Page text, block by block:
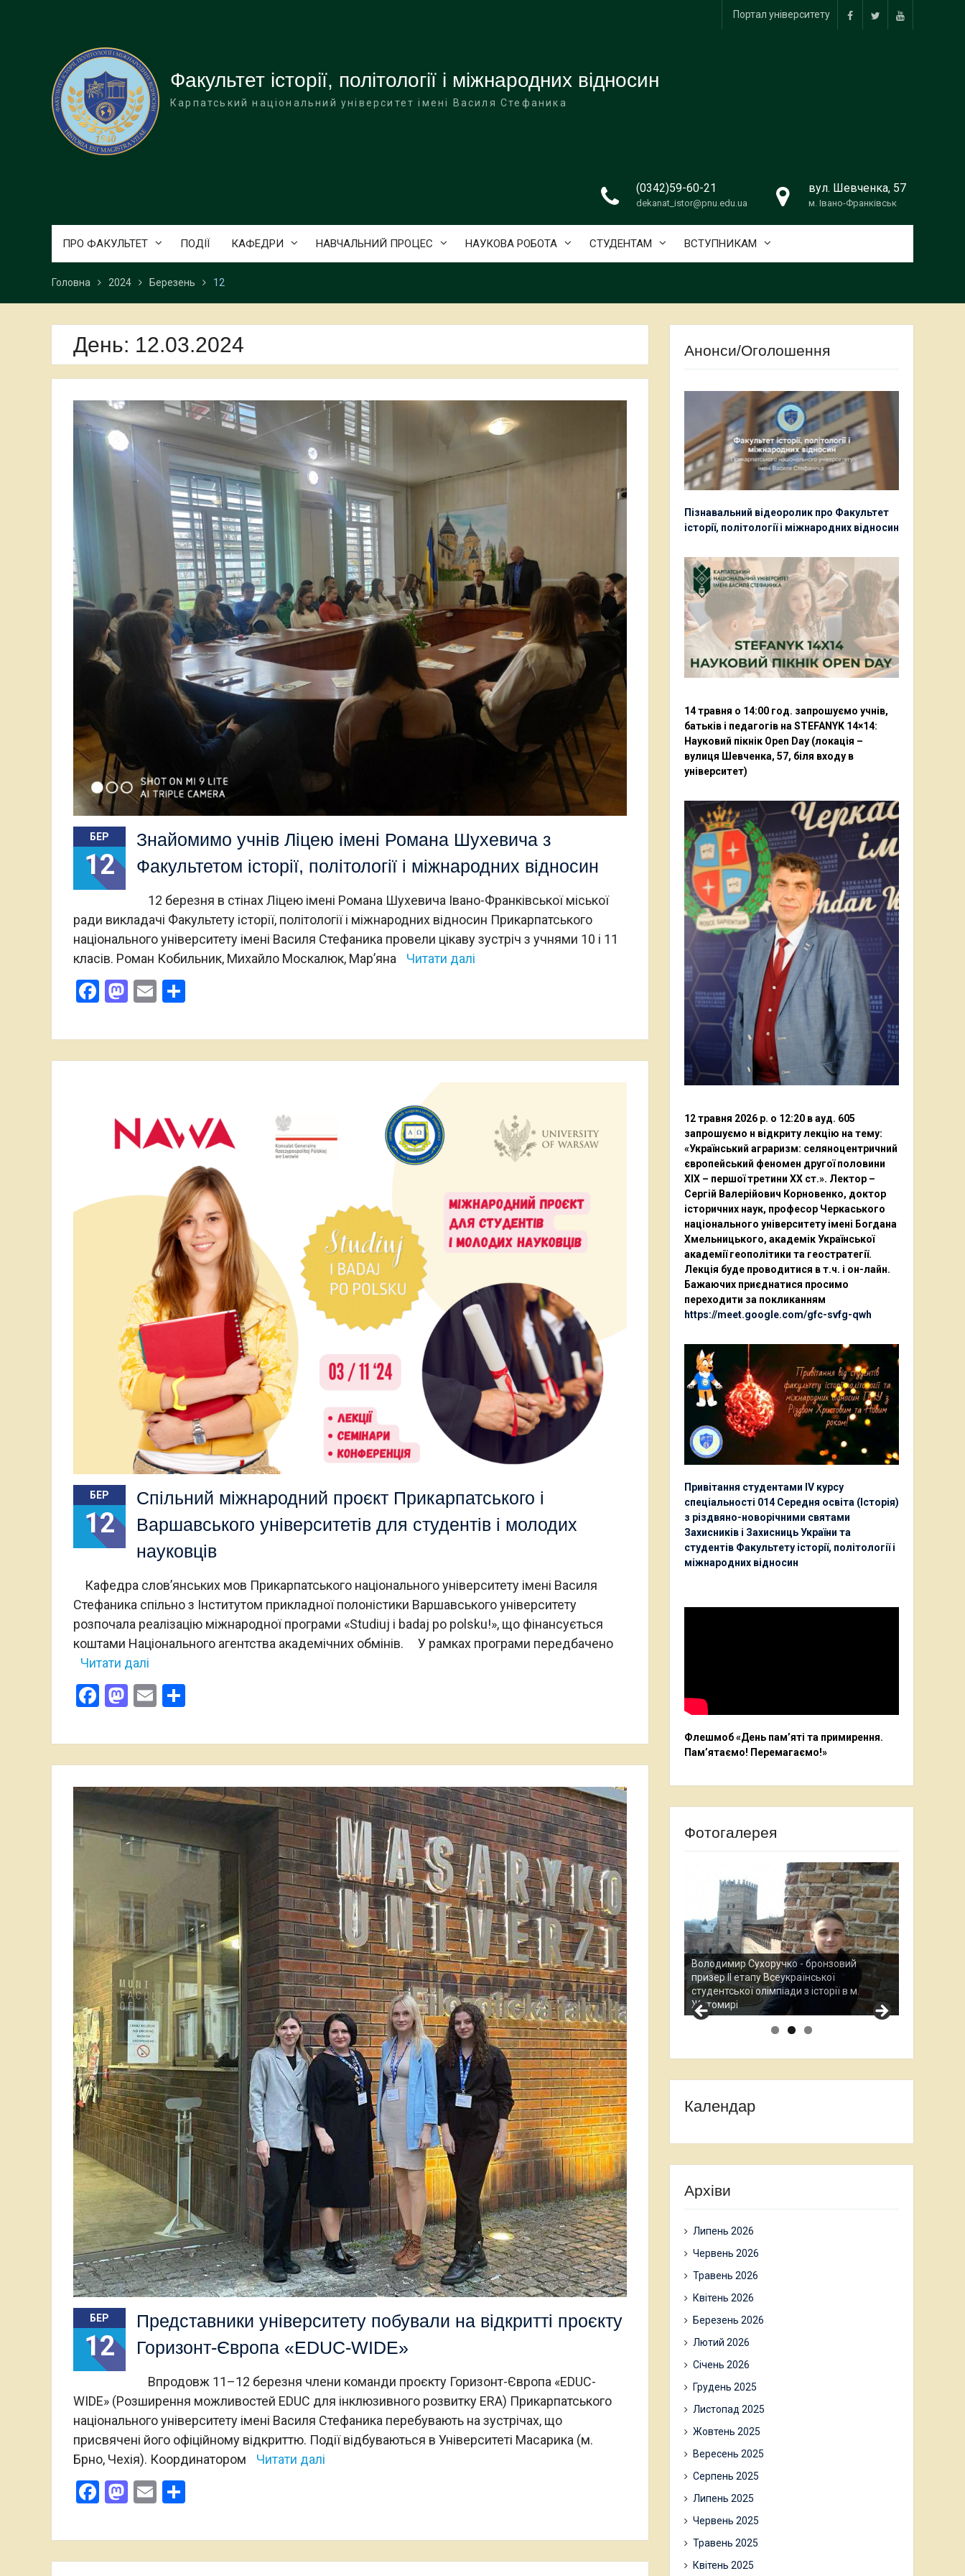
facebooktwitter youtube
Портал університету
Факультет історії, політології і міжнародних відносин
Карпатський національний університет імені Василя Стефаника
(0342)59-60-21
dekanat_istor@pnu.edu.ua
вул. Шевченка, 57
м. Івано-Франківськ
ПРО ФАКУЛЬТЕТ ПОДІЇ КАФЕДРИ НАВЧАЛЬНИЙ ПРОЦЕС НАУКОВА РОБОТА СТУДЕНТАМ ВСТУПНИКАМ
Головна 2024 Березень 12
День: 12.03.2024
БЕР
12
Знайомимо учнів Ліцею імені Романа Шухевича з
Факультетом історії, політології і міжнародних відносин
12 березня в стінах Ліцею імені Романа Шухевича Івано-Франківської міської
ради викладачі Факультету історії, політології і міжнародних відносин Прикарпатського
національного університету імені Василя Стефаника провели цікаву зустріч з учнями 10 і 11
класів. Роман Кобильник, Михайло Москалюк, Мар’яна
Читати далі
Facebook
Mastodon
Email
БЕР
12
Спільний міжнародний проєкт Прикарпатського і
Варшавського університетів для студентів і молодих
науковців
Кафедра слов’янських мов Прикарпатського національного університету імені Василя
Стефаника спільно з Інститутом прикладної полоністики Варшавського університету
розпочала реалізацію міжнародної програми «Studiuj i badaj po polsku!», що фінансується
коштами Національного агентства академічних обмінів. У рамках програми передбачено
Читати далі
Facebook
Mastodon
Email
БЕР
12
Представники університету побували на відкритті проєкту
Горизонт-Європа «EDUC-WIDE»
Впродовж 11–12 березня члени команди проєкту Горизонт-Європа «EDUC-
WIDE» (Розширення можливостей EDUC для інклюзивного розвитку ERA) Прикарпатського
національного університету імені Василя Стефаника перебувають на зустрічах, що
присвячені його офіційному відкриттю. Події відбуваються в Університеті Масарика (м.
Брно, Чехія). Координатором
Читати далі
Facebook
Mastodon
Email
Анонси/Оголошення
Пізнавальний відеоролик про Факультет
історії, політології і міжнародних відносин
14 травня о 14:00 год. запрошуємо учнів,
батьків і педагогів на STEFANYK 14×14:
Науковий пікнік Open Day (локація –
вулиця Шевченка, 57, біля входу в
університет)
12 травня 2026 р. о 12:20 в ауд. 605
запрошуємо н відкриту лекцію на тему:
«Український аграризм: селяноцентричний
європейський феномен другої половини
ХІХ – першої третини ХХ ст.». Лектор –
Сергій Валерійович Корновенко, доктор
історичних наук, професор Черкаського
національного університету імені Богдана
Хмельницького, академік Української
академії геополітики та геостратегії.
Лекція буде проводитися в т.ч. і он-лайн.
Бажаючих приєднатися просимо
переходити за покликанням
https://meet.google.com/gfc-svfg-qwh
Привітання студентами ІV курсу
спеціальності 014 Середня освіта (Історія)
з різдвяно-новорічними святами
Захисників і Захисниць України та
студентів Факультету історії, політології і
міжнародних відносин
Флешмоб «День пам’яті та примирення.
Пам’ятаємо! Перемагаємо!»
Фотогалерея
Остап Кардаш - бронзовий призер ІІ етапу
Всеукраїнської студентської олімпади з
історії в м. Житомирі
Анастасія Пиндорак -призер конкурсу
Всеукраїнського конкурсу студентських
науково-дослідницьких робіт, який
проходив у м. Переяслав-Хмельницькому
Володимир Сухоручко - бронзовий
призер ІІ етапу Всеукраїнської
студентської олімпіади з історії в м.
Житомирі
Остап Кардаш - бронзовий призер ІІ етапу
Всеукраїнської студентської олімпади з
історії в м. Житомирі
Календар
Архіви
Липень 2026
Червень 2026
Травень 2026
Квітень 2026
Березень 2026
Лютий 2026
Січень 2026
Грудень 2025
Листопад 2025
Жовтень 2025
Вересень 2025
Серпень 2025
Липень 2025
Червень 2025
Травень 2025
Квітень 2025